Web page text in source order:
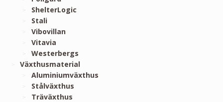
ShelterLogic
Stali
Vibovillan
Vitavia
Westerbergs
Växthusmaterial
Aluminiumväxthus
Stålväxthus
Träväxthus